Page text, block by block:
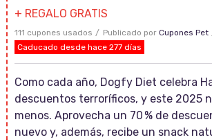
+ REGALO GRATIS
111 cupones usados Publicado por Cupones Pet
Caducado desde hace 277 días
Como cada año, Dogfy Diet celebra
descuentos terroríficos, y este 2025
menos. Aprovecha un 70 % de
nuevo y, además, recibe un snack